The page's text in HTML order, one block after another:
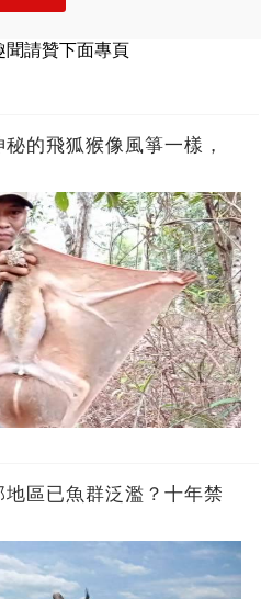
聞請贊下面專頁
的飛狐猴像風箏一樣，
區已魚群泛濫？十年禁